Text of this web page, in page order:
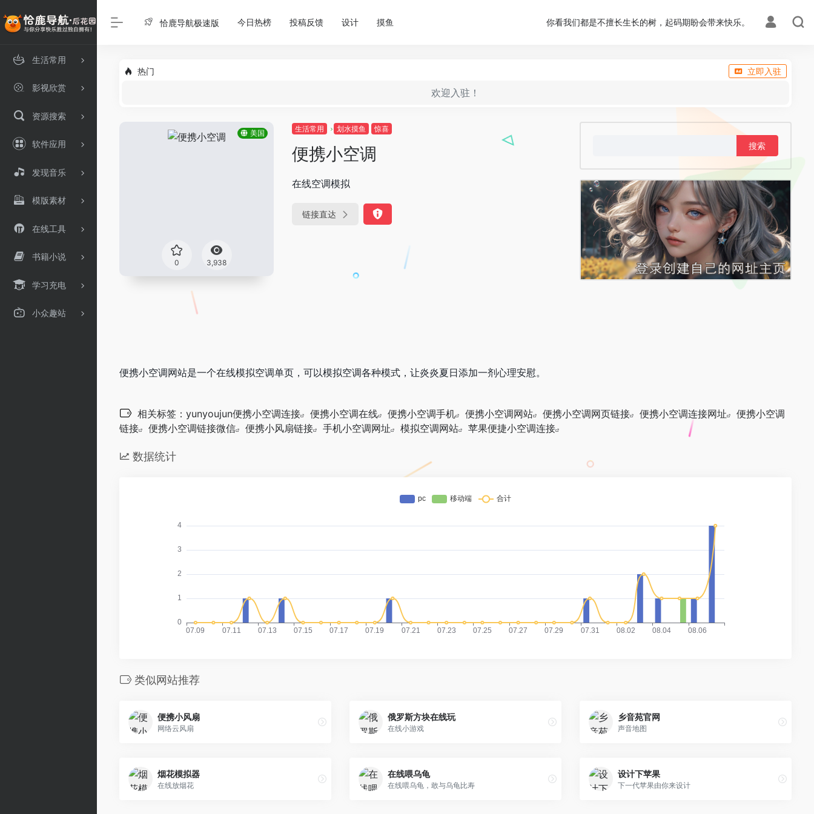
生活常用
影视欣赏
资源搜索
软件应用
发现音乐
模版素材
在线工具
书籍小说
学习充电
小众趣站
恰鹿导航极速版 今日热榜 投稿反馈 设计 摸鱼 你看我们都是不擅长生长的树，起码期盼会带来快乐。
热门 立即入驻
欢迎入驻！
美国
0 3,938
生活常用 划水摸鱼 惊喜
便携小空调
在线空调模拟
链接直达
便携小空调网站是一个在线模拟空调单页，可以模拟空调各种模式，让炎炎夏日添加一剂心理安慰。
相关标签： yunyoujun便携小空调连接 便携小空调在线 便携小空调手机 便携小空调网站 便携小空调网页链接 便携小空调连接网址
便携小空调
链接
便携小空调链接微信 便携小风扇链接 手机小空调网址 模拟空调网站 苹果便捷小空调连接
数据统计
类似网站推荐
便携小风扇
网络云风扇
俄罗斯方块在线玩
在线小游戏
乡音苑官网
声音地图
烟花模拟器
在线放烟花
在线喂乌龟
在线喂乌龟，敢与乌龟比寿
设计下苹果
下一代苹果由你来设计